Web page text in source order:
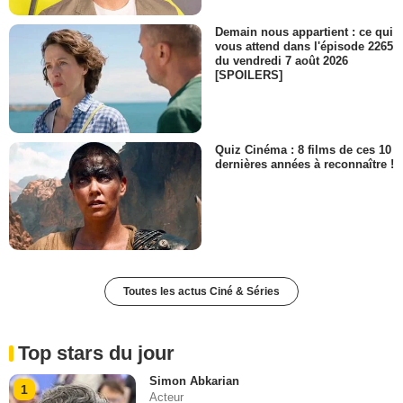
Demain nous appartient : ce qui
vous attend dans l'épisode 2265
du vendredi 7 août 2026
[SPOILERS]
Quiz Cinéma : 8 films de ces 10
dernières années à reconnaître !
Toutes les actus Ciné & Séries
Top stars du jour
1
Simon Abkarian
Acteur